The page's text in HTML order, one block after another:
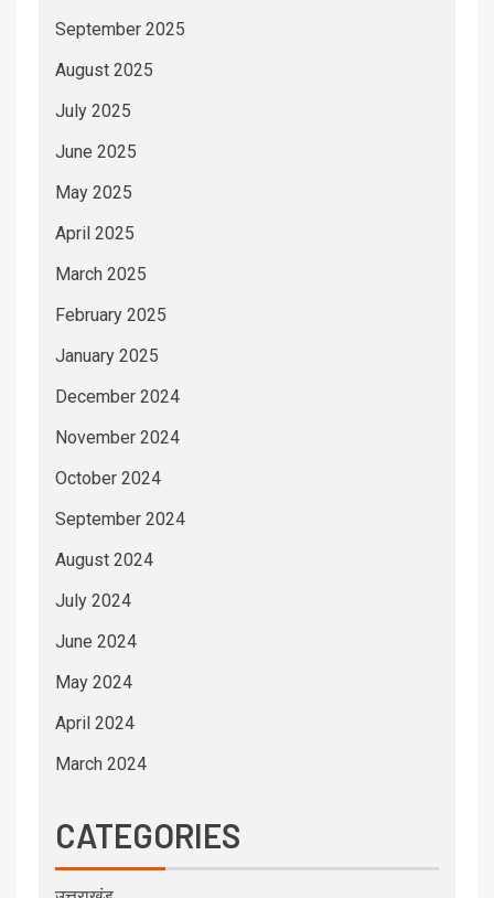
September 2025
August 2025
July 2025
June 2025
May 2025
April 2025
March 2025
February 2025
January 2025
December 2024
November 2024
October 2024
September 2024
August 2024
July 2024
June 2024
May 2024
April 2024
March 2024
CATEGORIES